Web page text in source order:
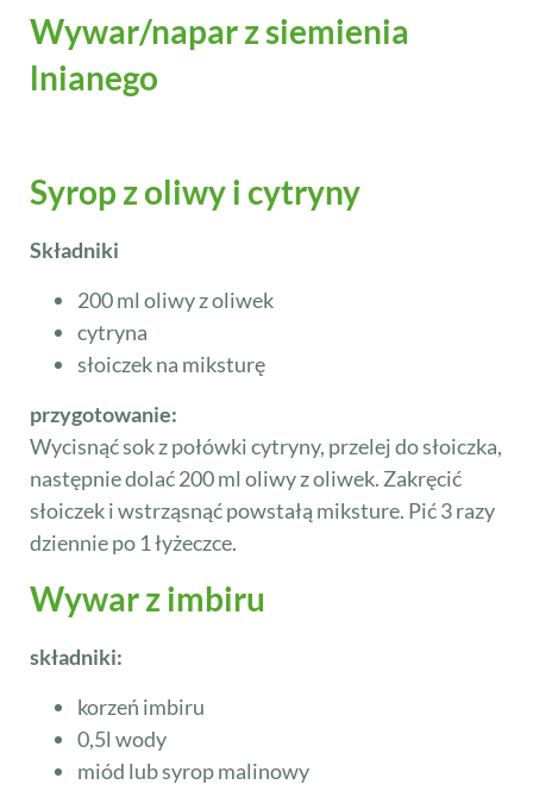
Wywar/napar z siemienia
lnianego
Syrop z oliwy i cytryny
Składniki
200 ml oliwy z oliwek
cytryna
słoiczek na miksturę
przygotowanie:
Wycisnąć sok z połówki cytryny, przelej do słoiczka,
następnie dolać 200 ml oliwy z oliwek. Zakręcić
słoiczek i wstrząsnąć powstałą miksture. Pić 3 razy
dziennie po 1 łyżeczce.
Wywar z imbiru
składniki:
korzeń imbiru
0,5l wody
miód lub syrop malinowy